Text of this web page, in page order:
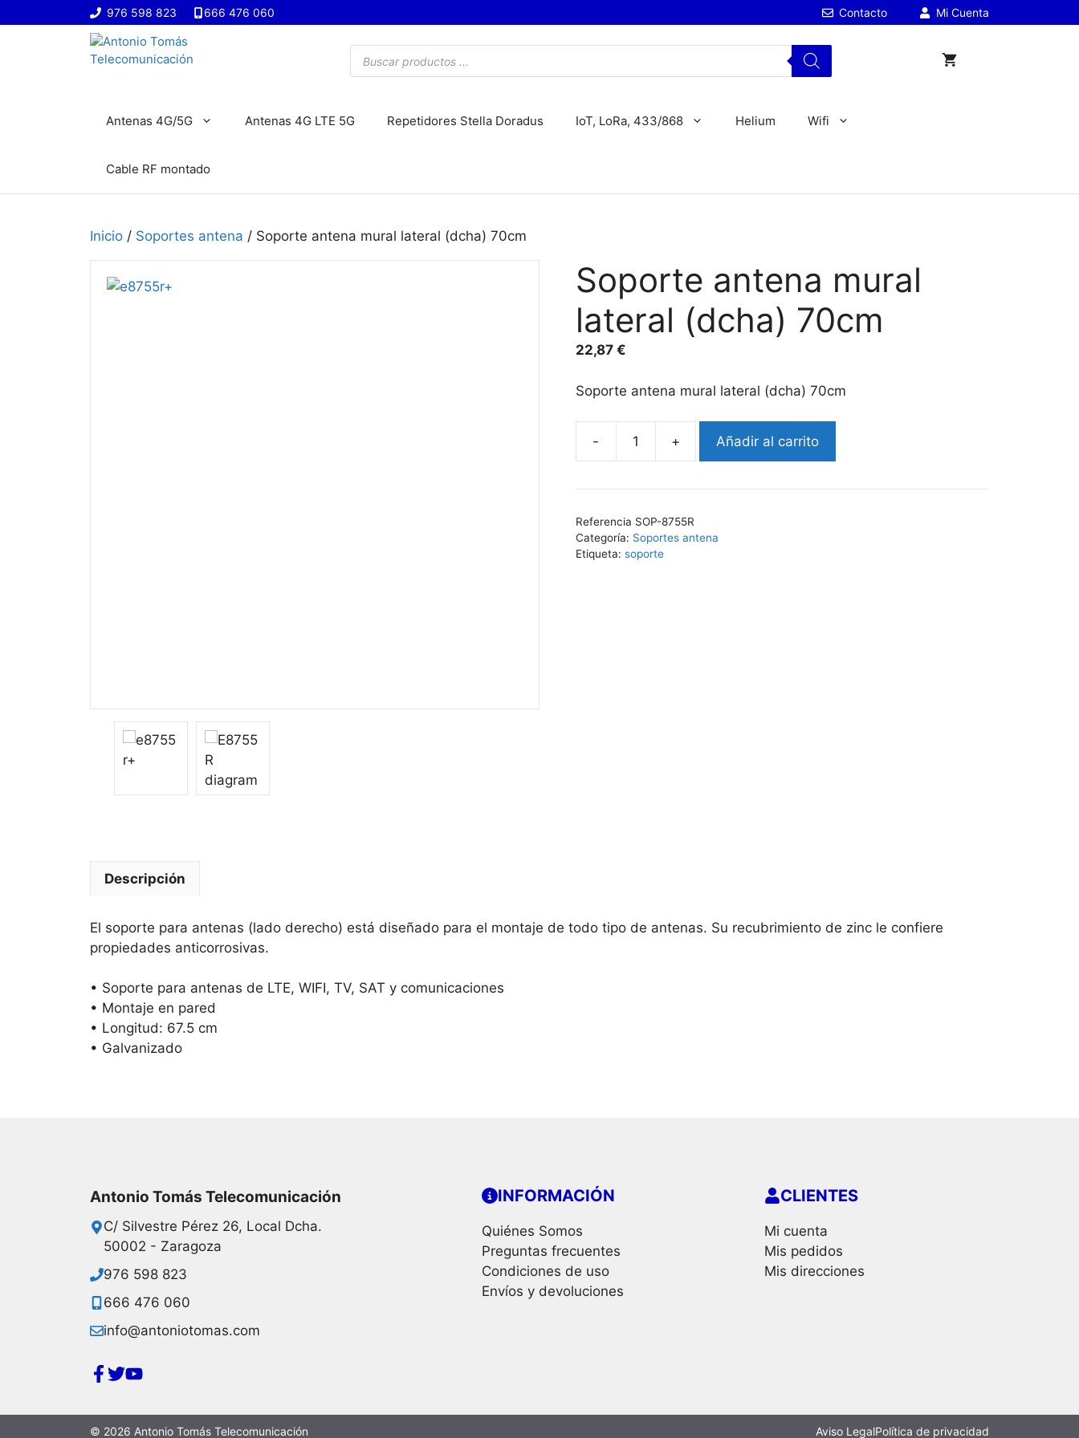
al
976 598 823 666 476 060 Contacto Mi Cuenta
Búsqueda
de
productos
Antenas 4G/5G Antenas 4G LTE 5G Repetidores Stella Doradus IoT, LoRa, 433/868 Helium Wifi
Cable RF montado
Inicio / Soportes antena / Soporte antena mural lateral (dcha) 70cm
Soporte antena mural
lateral (dcha) 70cm
22,87 €
Soporte antena mural lateral (dcha) 70cm
-
mural
(dcha)
70cm
+ Añadir al carrito
Referencia SOP-8755R
Categoría: Soportes antena
Etiqueta: soporte
Descripción
El soporte para antenas (lado derecho) está diseñado para el montaje de todo tipo de antenas. Su recubrimiento de zinc le confiere
propiedades anticorrosivas.
• Soporte para antenas de LTE, WIFI, TV, SAT y comunicaciones
• Montaje en pared
• Longitud: 67.5 cm
• Galvanizado
Antonio Tomás Telecomunicación
C/ Silvestre Pérez 26, Local Dcha.
50002 - Zaragoza
976 598 823
666 476 060
info@antoniotomas.com
INFORMACIÓN
Quiénes Somos
Preguntas frecuentes
Condiciones de uso
Envíos y devoluciones
CLIENTES
Mi cuenta
Mis pedidos
Mis direcciones
© 2026 Antonio Tomás Telecomunicación Aviso LegalPolítica de privacidad